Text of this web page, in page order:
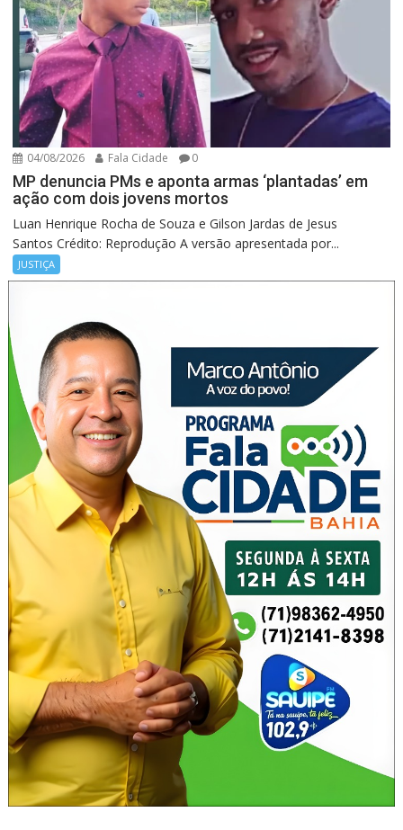
04/08/2026 Fala Cidade 0
MP denuncia PMs e aponta armas ‘plantadas’ em
ação com dois jovens mortos
Luan Henrique Rocha de Souza e Gilson Jardas de Jesus
Santos Crédito: Reprodução A versão apresentada por...
JUSTIÇA